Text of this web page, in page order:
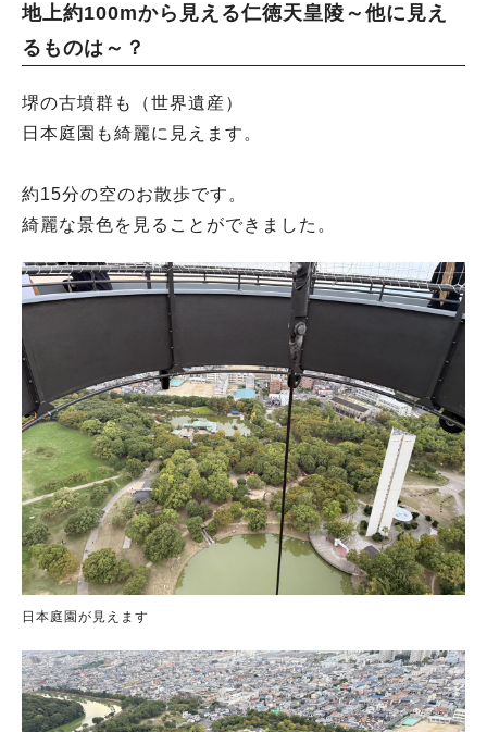
地上約100mから見える仁徳天皇陵～他に見え
るものは～？
堺の古墳群も（世界遺産）
日本庭園も綺麗に見えます。
約15分の空のお散歩です。
綺麗な景色を見ることができました。
日本庭園が見えます
人気のキーワード
#泉ヶ丘駅#栂・美木多駅